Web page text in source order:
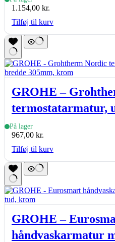
1.154,00 kr.
Tilføj til kurv
GROHE –
termostatarmatur,
305mm, krom
På lager
967,00 kr.
Tilføj til kurv
GROHE –
håndvaskarmatur